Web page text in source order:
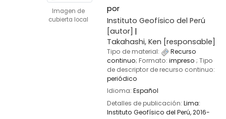
Imagen de
cubierta local
por
Instituto Geofísico del Perú
[autor]
Takahashi, Ken [responsable]
Tipo de material:
Recurso
continuo; Formato: impreso ; Tipo
de descriptor de recurso continuo:
periódico
Idioma: Español
Detalles de publicación: Lima:
Instituto Geofísico del Perú,2016-